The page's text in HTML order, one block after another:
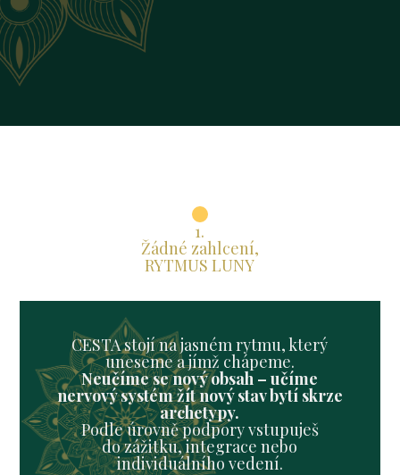
1.
Žádné zahlcení,
RYTMUS LUNY
CESTA stojí na jasném rytmu, který
uneseme a jímž chápeme.
Neučíme se nový obsah – učíme
nervový systém žít nový stav bytí skrze
archetypy.
Podle úrovně podpory vstupuješ
do zážitku, integrace nebo
individuálního vedení.